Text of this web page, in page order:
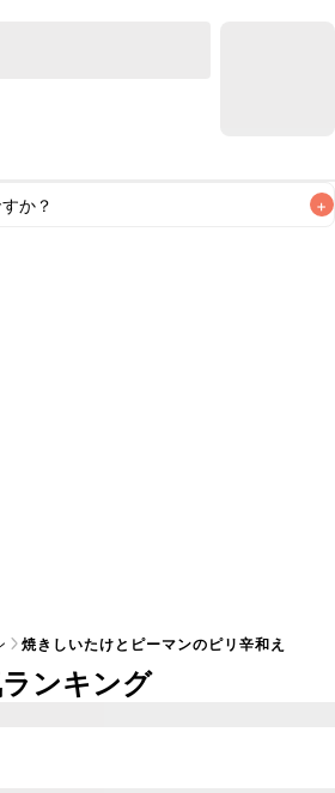
か？ +
が目安です。なるべくお早めにお召
焼きしいたけとピーマンのピリ辛和え
ンキング